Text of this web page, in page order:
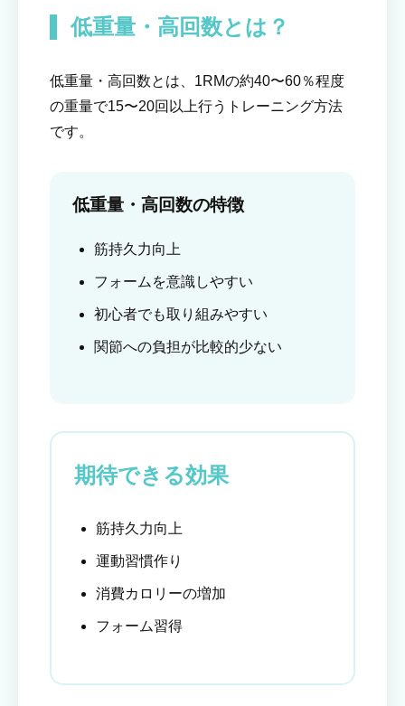
低重量・高回数とは？
低重量・高回数とは、1RMの約40〜60％程度
の重量で15〜20回以上行うトレーニング方法
です。
低重量・高回数の特徴
筋持久力向上
フォームを意識しやすい
初心者でも取り組みやすい
関節への負担が比較的少ない
期待できる効果
筋持久力向上
運動習慣作り
消費カロリーの増加
フォーム習得